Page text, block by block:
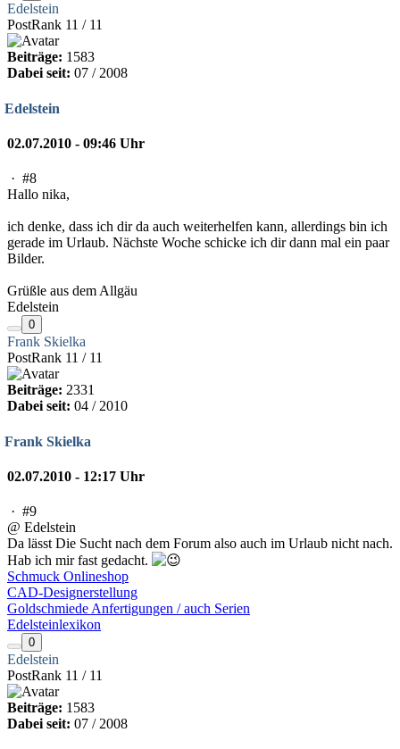
Edelstein
PostRank 11 / 11
Beiträge: 1583
Dabei seit: 07 / 2008
Edelstein
02.07.2010 - 09:46 Uhr
· #8
Hallo nika,
ich denke, dass ich dir da auch weiterhelfen kann, allerdings bin ich
gerade im Urlaub. Nächste Woche schicke ich dir dann mal ein paar
Bilder.
Grüßle aus dem Allgäu
Edelstein
0
Frank Skielka
PostRank 11 / 11
Beiträge: 2331
Dabei seit: 04 / 2010
Frank Skielka
02.07.2010 - 12:17 Uhr
· #9
@ Edelstein
Da lässt Die Sucht nach dem Forum also auch im Urlaub nicht nach.
Hab ich mir fast gedacht.
Schmuck Onlineshop
CAD-Designerstellung
Goldschmiede Anfertigungen / auch Serien
Edelsteinlexikon
0
Edelstein
PostRank 11 / 11
Beiträge: 1583
Dabei seit: 07 / 2008